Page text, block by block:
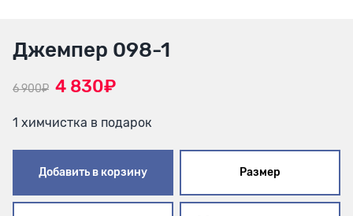
Джемпер 098-1
6 900₽ 4 830₽
1 химчистка в подарок
Добавить в корзину Размер